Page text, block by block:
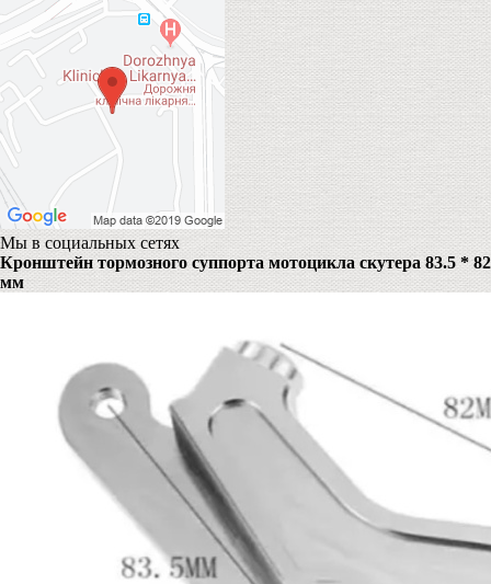
Мы в социальных сетях
Кронштейн тормозного суппорта мотоцикла скутера 83.5 * 82
мм